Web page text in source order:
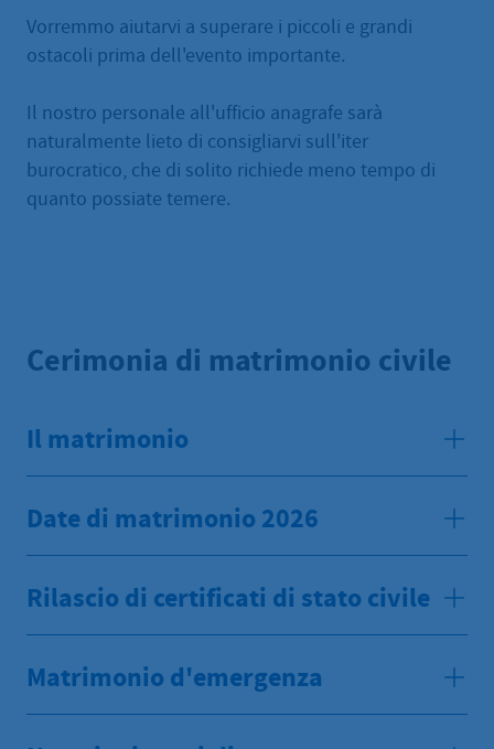
Vorremmo aiutarvi a superare i piccoli e grandi
ostacoli prima dell'evento importante.
Il nostro personale all'ufficio anagrafe sarà
naturalmente lieto di consigliarvi sull'iter
burocratico, che di solito richiede meno tempo di
quanto possiate temere.
Cerimonia di matrimonio civile
Il matrimonio
Date di matrimonio 2026
Rilascio di certificati di stato civile
Matrimonio d'emergenza